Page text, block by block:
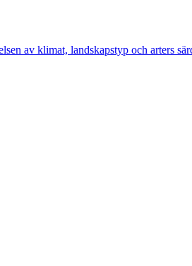
av klimat, landskapstyp och arters